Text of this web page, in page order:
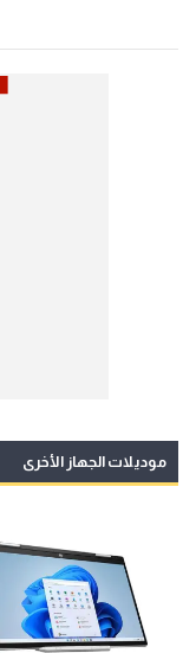
موديلات الجهاز الأخرى